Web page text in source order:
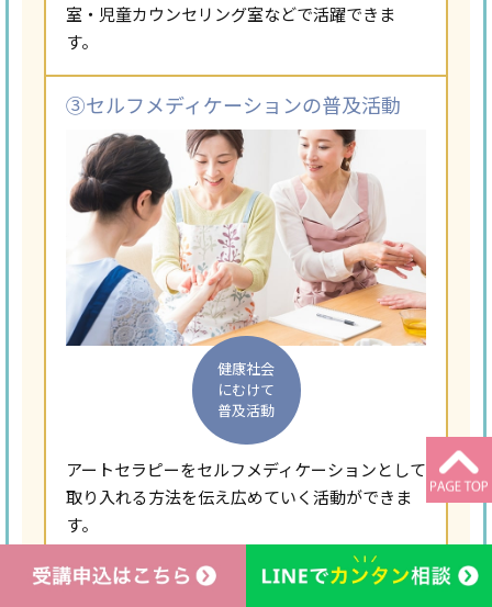
室・児童カウンセリング室などで活躍できま
す。
③セルフメディケーションの普及活動
健康社会
にむけて
普及活動
アートセラピーをセルフメディケーションとして
取り入れる方法を伝え広めていく活動ができま
す。